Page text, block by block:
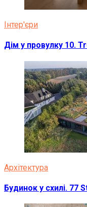
Інтер'єри
Дім у провулку 10.
Архітектура
Будинок у схилі. 77